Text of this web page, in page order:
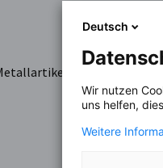
Deutsch
Wir nutzen
uns helfen,
Weitere